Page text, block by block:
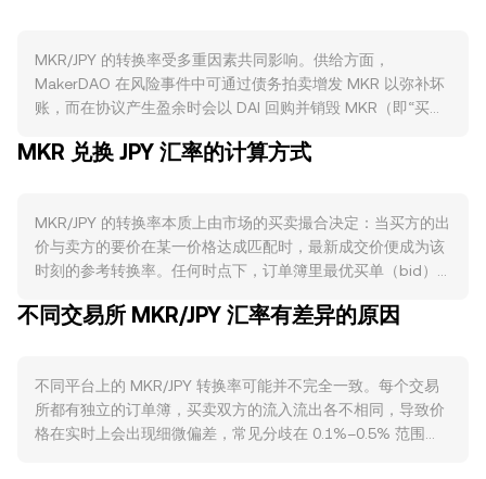
MKR/JPY 的转换率受多重因素共同影响。供给方面，
MakerDAO 在风险事件中可通过债务拍卖增发 MKR 以弥补坏
账，而在协议产生盈余时会以 DAI 回购并销毁 MKR（即“买回-
而改变卖压与稀缺性；MKR 并无固定周期的“减半”，也不存在
MakerDAO 与风险参数，市场对治理权、协议收入分配与
“Endgame”路线图、子DAO 推进情况的预期，会直接影响对
MKR 的需求；同时，DAI 的使用规模、稳定费水平、抵押结构
等生态组件的联动，都会改变对 MKR 的看法与持有动力。宏
利率政策与外汇干预预期等决定，JPY 走强在名义上压低以
JPY 计价的加密资产标价，从而影响 MKR/JPY 的短期表现。
合规层面，与稳定币和 DeFi 治理代币相关的监管动态，诸如
MKR 兑换 JPY 汇率的计算方式
MKR/JPY 的转换率本质上由市场的买卖撮合决定：当买方的出
价与卖方的要价在某一价格达成匹配时，最新成交价便成为该
时刻的参考转换率。任何时点下，订单簿里最优买单（bid）
价，用于观察即时定价区间。跨交易所层面，数据聚合商常以
市场对综合价格的影响越大。在实际换算时，若给定 MKR 数
量与转换率，可得 JPY 数值：JPY 数值 = MKR 数量 × 转换
率；反之，若给定 JPY 数值：MKR 数量 = JPY 数值 / 转换率。
不同交易所 MKR/JPY 汇率有差异的原因
不同平台上的 MKR/JPY 转换率可能并不完全一致。每个交易
所都有独立的订单簿，买卖双方的流入流出各不相同，导致价
格在实时上会出现细微偏差，常见分歧在 0.1%–0.5% 范围